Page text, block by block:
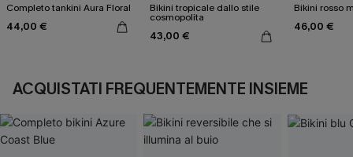
Completo tankini Aura Floral
44,00 €
Bikini tropicale dallo stile
cosmopolita
43,00 €
Bikini rosso
46,00 €
ACQUISTATI FREQUENTEMENTE INSIEME